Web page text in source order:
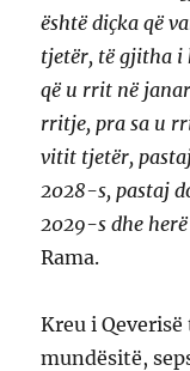
është diçka që
tjetër, të gjitha i
që u rrit në
rritje, pra sa u
vitit tjetër,
2028-s, pastaj
2029-s dhe
Rama.
Kreu i
mundësitë,